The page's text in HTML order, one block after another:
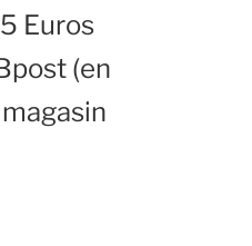
Euros
(en